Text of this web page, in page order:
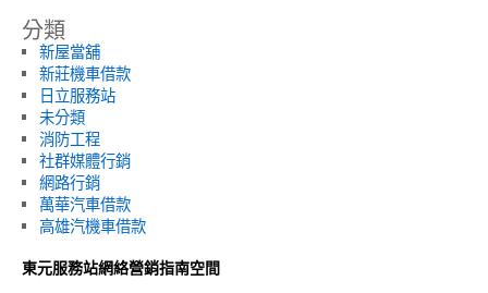
分類
新屋當舖
新莊機車借款
日立服務站
未分類
消防工程
社群媒體行銷
網路行銷
萬華汽車借款
高雄汽機車借款
東元服務站網絡營銷指南空間